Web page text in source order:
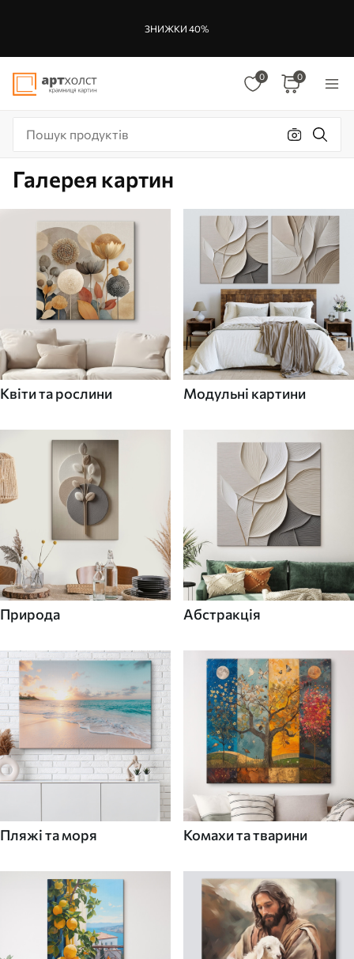
ЗНИЖКИ 40%
0 0
Галерея картин
Квіти та рослини Модульні картини
Природа Абстракція
Пляжі та моря Комахи та тварини